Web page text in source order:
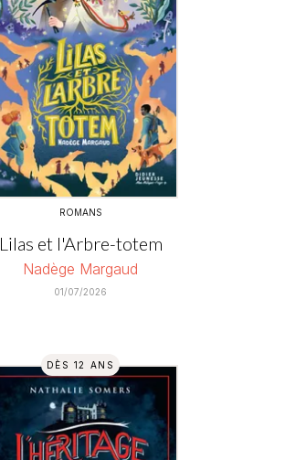
ROMANS
Lilas et l'Arbre-totem
Nadège Margaud
01/07/2026
DÈS 12 ANS